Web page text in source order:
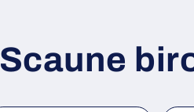
Scaune